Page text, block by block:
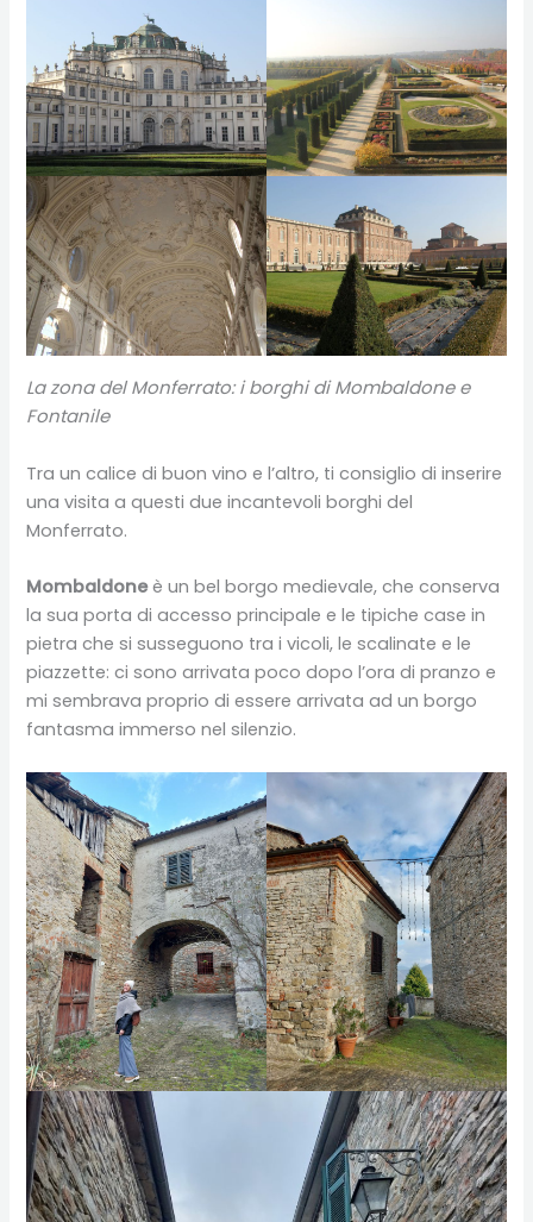
La zona del Monferrato: i borghi di Mombaldone e
Fontanile
Tra un calice di buon vino e l’altro, ti consiglio di inserire
una visita a questi due incantevoli borghi del
Monferrato.
Mombaldoneè un bel borgo medievale, che conserva
la sua porta di accesso principale e le tipiche case in
pietra che si susseguono tra i vicoli, le scalinate e le
piazzette: ci sono arrivata poco dopo l’ora di pranzo e
mi sembrava proprio di essere arrivata ad un borgo
fantasma immerso nel silenzio.